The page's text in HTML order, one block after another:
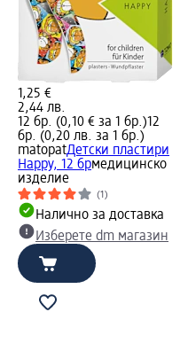
1,25 €
2,44 лв.
12 бр. (0,10 € за 1 бр.)12
бр. (0,20 лв. за 1 бр.)
matopatДетски пластири
Happy, 12 брмедицинско
изделие
(1)
Налично за доставка
Изберете dm магазин